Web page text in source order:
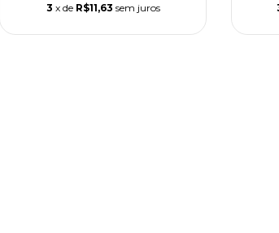
3 x de R$11,63 sem juros